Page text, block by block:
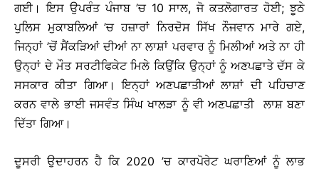
ਗਈ। ਇਸ ਉਪਰੰਤ ਪੰਜਾਬ ’ਚ 10 ਸਾਲ, ਜੋ ਕਤਲੋਗਾਰਤ ਹੋਈ; ਝੂਠੇ
ਪੁਲਿਸ ਮੁਕਾਬਲਿਆਂ ’ਚ ਹਜ਼ਾਰਾਂ ਨਿਰਦੋਸ ਸਿੱਖ ਨੌਜਵਾਨ ਮਾਰੇ ਗਏ,
ਜਿਨ੍ਹਾਂ ’ਚੋਂ ਸੈਂਕੜਿਆਂ ਦੀਆਂ ਨਾ ਲਾਸ਼ਾਂ ਪਰਵਾਰ ਨੂੰ ਮਿਲੀਆਂ ਅਤੇ ਨਾ ਹੀ
ਉਨ੍ਹਾਂ ਦੇ ਮੌਤ ਸਰਟੀਫਿਕੇਟ ਮਿਲੇ ਕਿਉਂਕਿ ਉਨ੍ਹਾਂ ਨੂੰ ਅਣਪਛਾਤੇ ਦੱਸ ਕੇ
ਸਸਕਾਰ ਕੀਤਾ ਗਿਆ। ਇਨ੍ਹਾਂ ਅਣਪਛਾਤੀਆਂ ਲਾਸ਼ਾਂ ਦੀ ਪਹਿਚਾਣ
ਕਰਨ ਵਾਲੇ ਭਾਈ ਜਸਵੰਤ ਸਿੰਘ ਖਾਲੜਾ ਨੂੰ ਵੀ ਅਣਪਛਾਤੀ ਲਾਸ਼ ਬਣਾ
ਦਿੱਤਾ ਗਿਆ।
ਦੂਸਰੀ ਉਦਾਹਰਨ ਹੈ ਕਿ 2020 ’ਚ ਕਾਰਪੋਰੇਟ ਘਰਾਣਿਆਂ ਨੂੰ ਲਾਭ